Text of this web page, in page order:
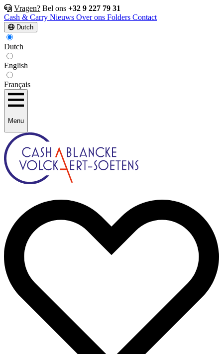
Vragen? Bel ons +32 9 227 79 31
Cash & Carry Nieuws Over ons Folders Contact
Dutch
Dutch
English
Français
Menu